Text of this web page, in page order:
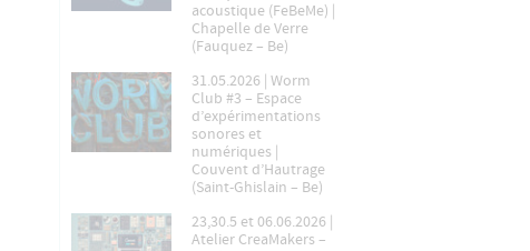
acoustique (FeBeMe) |
Chapelle de Verre
(Fauquez – Be)
31.05.2026 | Worm
Club #3 – Espace
d’expérimentations
sonores et
numériques |
Couvent d’Hautrage
(Saint-Ghislain – Be)
23,30.5 et 06.06.2026 |
Atelier CreaMakers –